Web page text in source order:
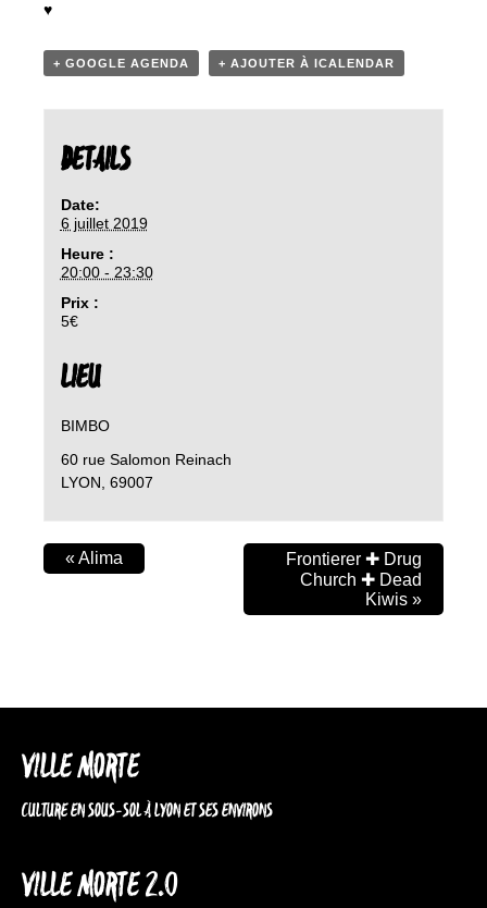
♥
+ GOOGLE AGENDA + AJOUTER À ICALENDAR
DETAILS
Date:
6 juillet 2019
Heure :
20:00 - 23:30
Prix :
5€
LIEU
BIMBO
60 rue Salomon Reinach
LYON 69007
«Alima
Frontierer ✚ Drug
Church ✚ Dead
Kiwis »
VILLE MORTE
CULTURE EN SOUS-SOL À LYON ET SES ENVIRONS
VILLE MORTE 2.0